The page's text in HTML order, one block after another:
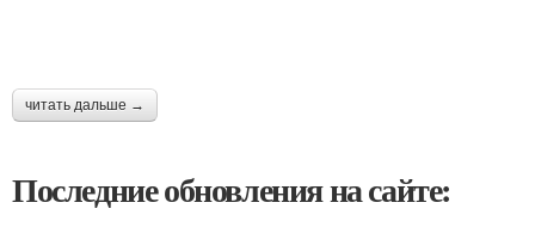
читать дальше →
Последние обновления на сайте: